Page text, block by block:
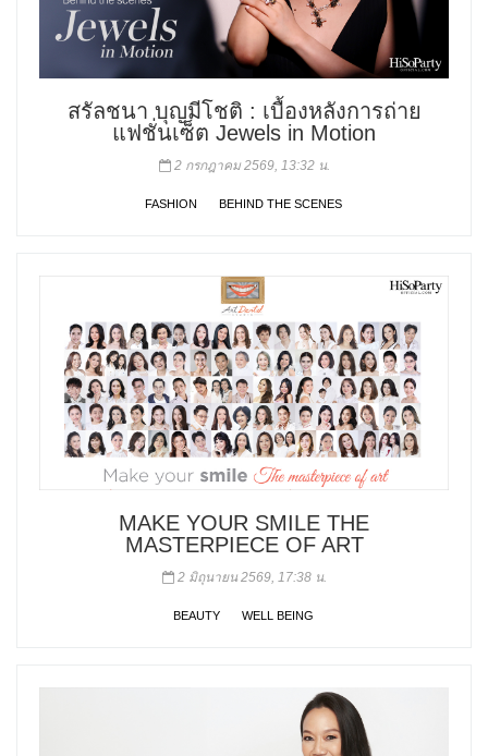
สรัลชนา บุญมีโชติ : เบื้องหลังการถ่าย
แฟชั่นเซ็ต Jewels in Motion
2 กรกฎาคม 2569, 13:32 น.
FASHION BEHIND THE SCENES
MAKE YOUR SMILE THE
MASTERPIECE OF ART
2 มิถุนายน 2569, 17:38 น.
BEAUTY WELL BEING